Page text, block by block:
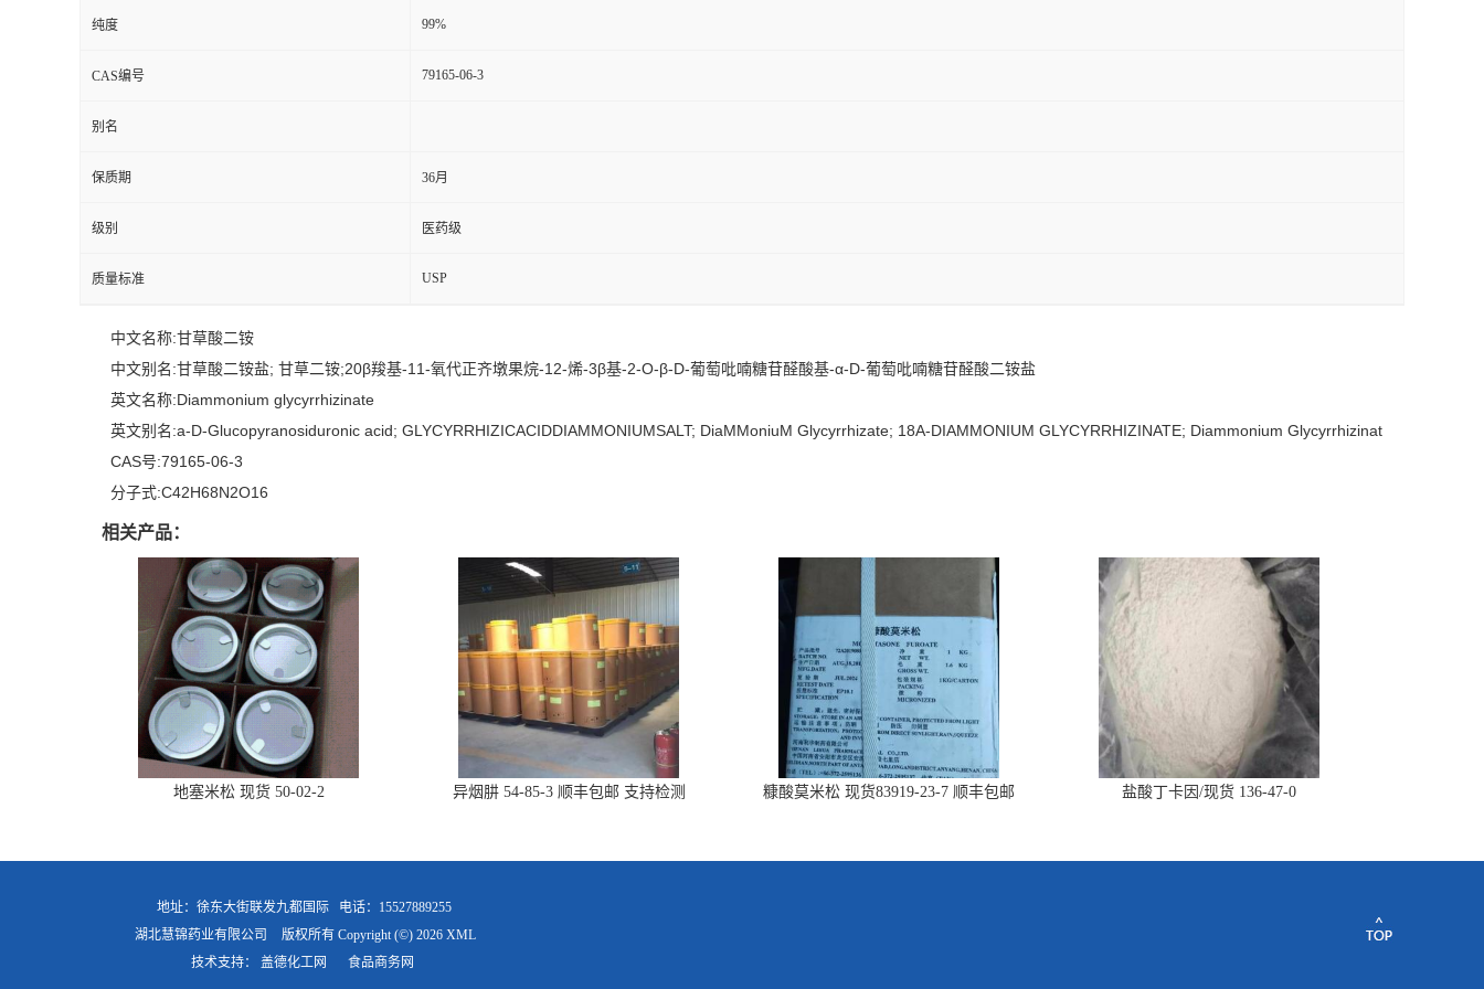
纯度 99%
CAS编号 79165-06-3
别名
保质期 36月
级别 医药级
质量标准 USP
中文名称:甘草酸二铵
中文别名:甘草酸二铵盐; 甘草二铵;20β羧基-11-氧代正齐墩果烷-12-烯-3β基-2-O-β-D-葡萄吡喃糖苷醛酸基-α-D-葡萄吡喃糖苷醛酸二铵盐
英文名称:Diammonium glycyrrhizinate
英文别名:a-D-Glucopyranosiduronic acid; GLYCYRRHIZICACIDDIAMMONIUMSALT; DiaMMoniuM Glycyrrhizate; 18A-DIAMMONIUM GLYCYRRHIZINATE; Diammonium Glycyrrhizinat
CAS号:79165-06-3
分子式:C42H68N2O16
相关产品：
地塞米松 现货 50-02-2 异烟肼 54-85-3 顺丰包邮 支持检测 糠酸莫米松 现货83919-23-7 顺丰包邮 盐酸丁卡因/现货 136-47-0
地址：徐东大街联发九都国际
电话：15527889255
湖北慧锦药业有限公司
版权所有 Copyright (©) 2026 XML
技术支持： 盖德化工网 食品商务网